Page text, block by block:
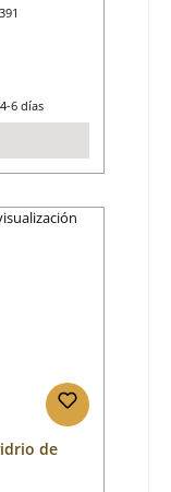
6 días
de